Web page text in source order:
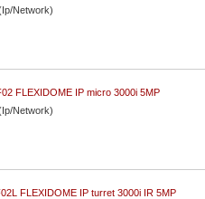
Network)
FLEXIDOME IP micro 3000i 5MP
Network)
FLEXIDOME IP turret 3000i IR 5MP